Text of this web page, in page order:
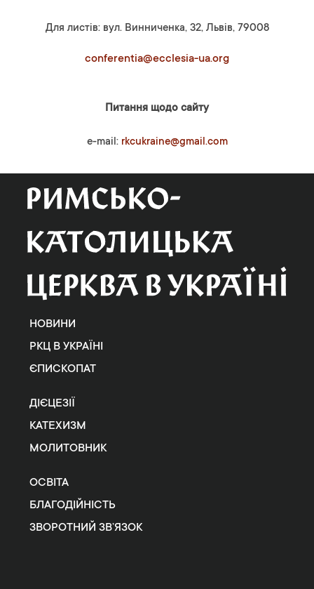
Для листів: вул. Винниченка, 32, Львів, 79008
conferentia@ecclesia-ua.org
Питання щодо сайту
e-mail: rkcukraine@gmail.com
НОВИНИ
РКЦ В УКРАЇНІ
ЄПИСКОПАТ
ДІЄЦЕЗІЇ
КАТЕХИЗМ
МОЛИТОВНИК
ОСВІТА
БЛАГОДІЙНІСТЬ
ЗВОРОТНИЙ ЗВ’ЯЗОК